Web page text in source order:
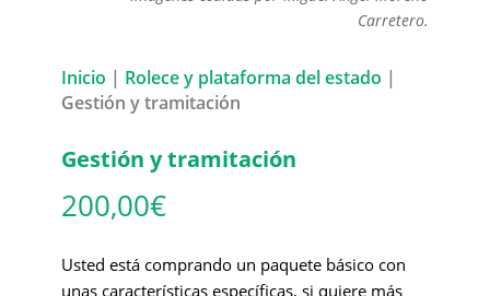
Carretero.
Inicio | Rolece y plataforma del estado |
Gestión y tramitación
Gestión y tramitación
200,00€
Usted está comprando un paquete básico con
unas características específicas, si quiere más